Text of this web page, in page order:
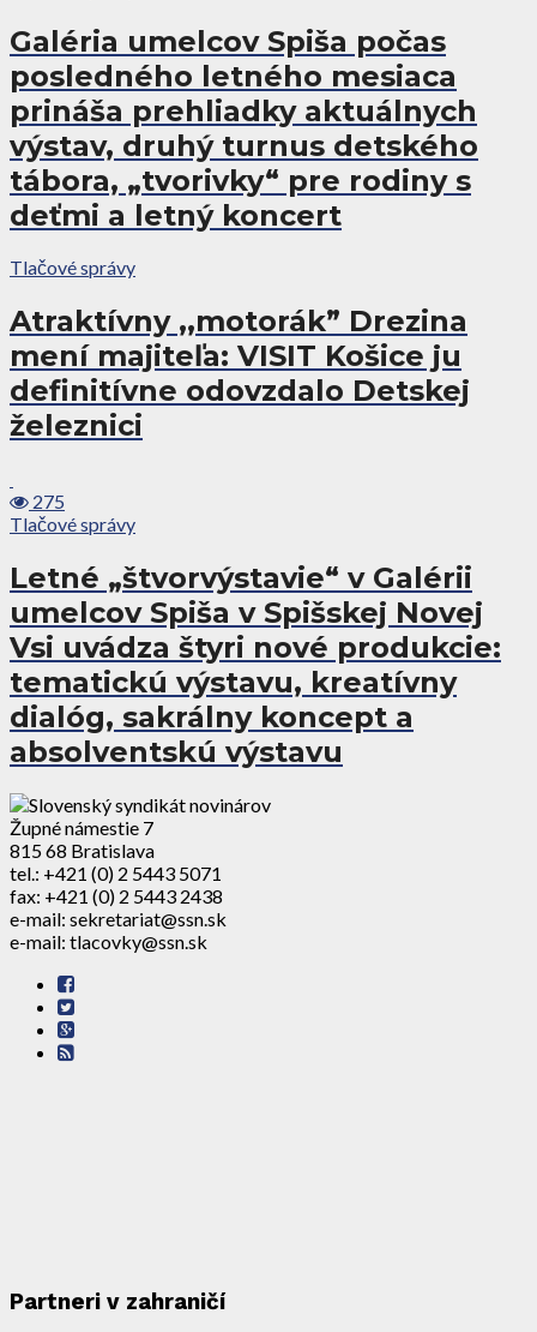
Galéria umelcov Spiša počas
posledného letného mesiaca
prináša prehliadky aktuálnych
výstav, druhý turnus detského
tábora, „tvorivky“ pre rodiny s
deťmi a letný koncert
Tlačové správy
Atraktívny ,,motorák” Drezina
mení majiteľa: VISIT Košice ju
definitívne odovzdalo Detskej
železnici
275
Tlačové správy
Letné „štvorvýstavie“ v Galérii
umelcov Spiša v Spišskej Novej
Vsi uvádza štyri nové produkcie:
tematickú výstavu, kreatívny
dialóg, sakrálny koncept a
absolventskú výstavu
Župné námestie 7
815 68 Bratislava
tel.: +421 (0) 2 5443 5071
fax: +421 (0) 2 5443 2438
e-mail: sekretariat@ssn.sk
e-mail: tlacovky@ssn.sk
Partneri v zahraničí